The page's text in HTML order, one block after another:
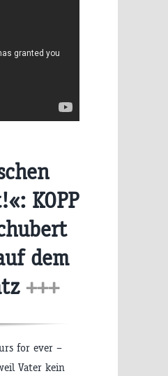
KOPP
dem
+++
for ever –
Vater kein